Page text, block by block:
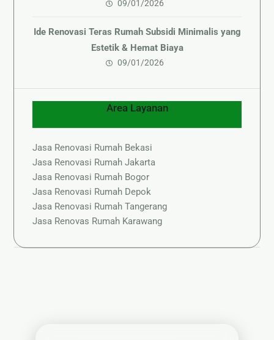
09/01/2026
Ide Renovasi Teras Rumah Subsidi Minimalis yang
Estetik & Hemat Biaya
09/01/2026
Area Layanan
Jasa Renovasi Rumah Bekasi
Jasa Renovasi Rumah Jakarta
Jasa Renovasi Rumah Bogor
Jasa Renovasi Rumah Depok
Jasa Renovasi Rumah Tangerang
Jasa Renovas Rumah Karawang